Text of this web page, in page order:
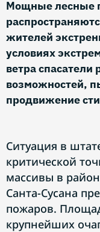
Мощные лесные
жителей
условиях
ветра спасатели
возможностей,
продвижение
Ситуация в
критической
массивы в
Санта-Сусана
пожаров.
крупнейших